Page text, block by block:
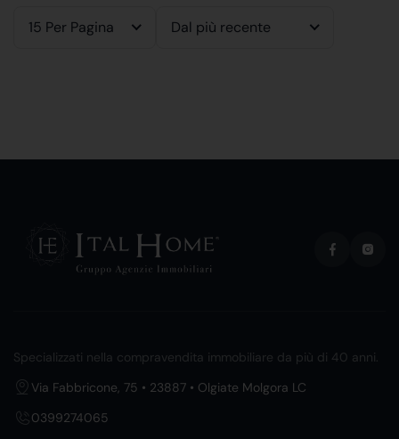
15 Per Pagina Dal più recente
Specializzati nella compravendita immobiliare da più di 40 anni.
Via Fabbricone, 75 • 23887 • Olgiate Molgora LC
0399274065